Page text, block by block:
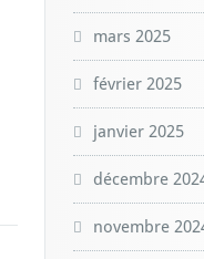
mars 2025
février 2025
janvier 2025
décembre
novembre